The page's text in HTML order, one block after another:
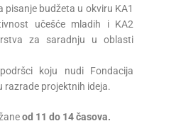
pisanje budžeta u okviru KA1
učešće mladih i KA2
za saradnju u oblasti
koju nudi Fondacija
razrade projektnih ideja.
od 11 do 14 časova.